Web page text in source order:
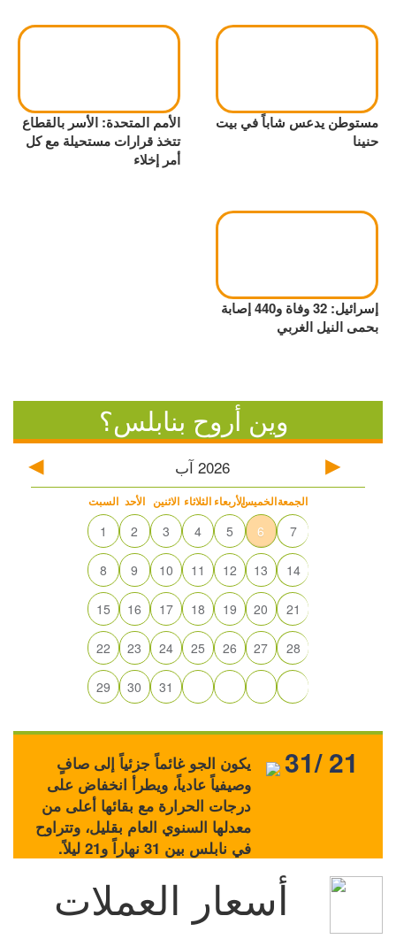
مستوطن يدعس شاباً في بيت
حنينا
الأمم المتحدة: الأسر بالقطاع
تتخذ قرارات مستحيلة مع كل
أمر إخلاء
إسرائيل: 32 وفاة و440 إصابة
بحمى النيل الغربي
وين أروح بنابلس؟
2026 آب
السبت الأحد الاثنين الثلاثاء الأربعاءالخميسالجمعة
1 2 3 4 5 6 7
8 9 10 11 12 13 14
15 16 17 18 19 20 21
22 23 24 25 26 27 28
29 30 31
يكون الجو غائماً جزئياً إلى صافٍ
وصيفياً عادياً، ويطرأ انخفاض على
درجات الحرارة مع بقائها أعلى من
معدلها السنوي العام بقليل، وتتراوح
في نابلس بين 31 نهاراً و21 ليلاً.
31/ 21
أسعار العملات